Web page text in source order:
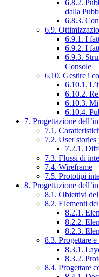
6.8.2.
dalla
6.8.3.
6.9.
6.9.1. I
6.9.2. I
6.9.3.
Console
6.10. Gestire i
6.10.1.
6.10.2.
6.10.3.
6.10.4.
7. Progettazione
7.1.
7.2. User
7.2.1.
7.3. Flussi di
7.4. Wireframe
7.5. Prototipi
8. Progettazione
8.1. Obiettivi
8.2. Elementi
8.2.1.
8.2.2.
8.2.3.
8.3. Progettare
8.3.1.
8.3.2.
8.4. Progettare